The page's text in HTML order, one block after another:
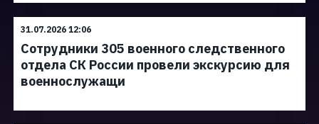
31.07.2026 12:06
Сотрудники 305 военного следственного
отдела СК России провели экскурсию для
военнослужащи